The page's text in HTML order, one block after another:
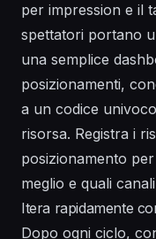
per impression e il
spettatori portano
una semplice
posizionamenti,
a un codice
risorsa. Registra i
posizionamento
meglio e quali
Itera rapidamente
Dopo ogni ciclo,